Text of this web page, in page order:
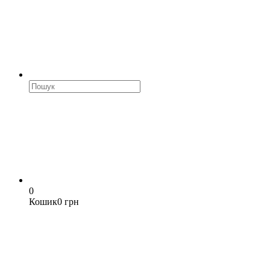
0
Кошик0 грн